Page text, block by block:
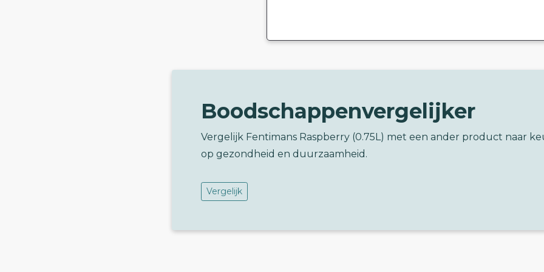
Boodschappenvergelijker
Vergelijk Fentimans Raspberry (0.75L) met een ander product naar
op gezondheid en duurzaamheid.
Vergelijk